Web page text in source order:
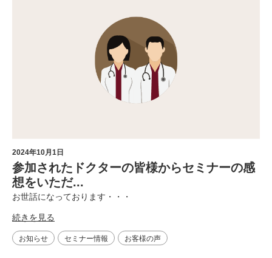
2024年10月1日
参加されたドクターの皆様からセミナーの感
想をいただ...
お世話になっております・・・
続きを見る
お知らせ セミナー情報 お客様の声